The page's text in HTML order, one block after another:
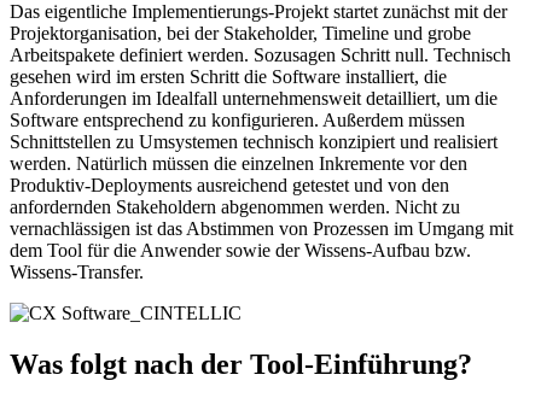
Das eigentliche Implementierungs-Projekt startet zunächst mit der
Projektorganisation, bei der Stakeholder, Timeline und grobe
Arbeitspakete definiert werden. Sozusagen Schritt null. Technisch
gesehen wird im ersten Schritt die Software installiert, die
Anforderungen im Idealfall unternehmensweit detailliert, um die
Software entsprechend zu konfigurieren. Außerdem müssen
Schnittstellen zu Umsystemen technisch konzipiert und realisiert
werden. Natürlich müssen die einzelnen Inkremente vor den
Produktiv-Deployments ausreichend getestet und von den
anfordernden Stakeholdern abgenommen werden. Nicht zu
vernachlässigen ist das Abstimmen von Prozessen im Umgang mit
dem Tool für die Anwender sowie der Wissens-Aufbau bzw.
Wissens-Transfer.
Was folgt nach der Tool-Einführung?